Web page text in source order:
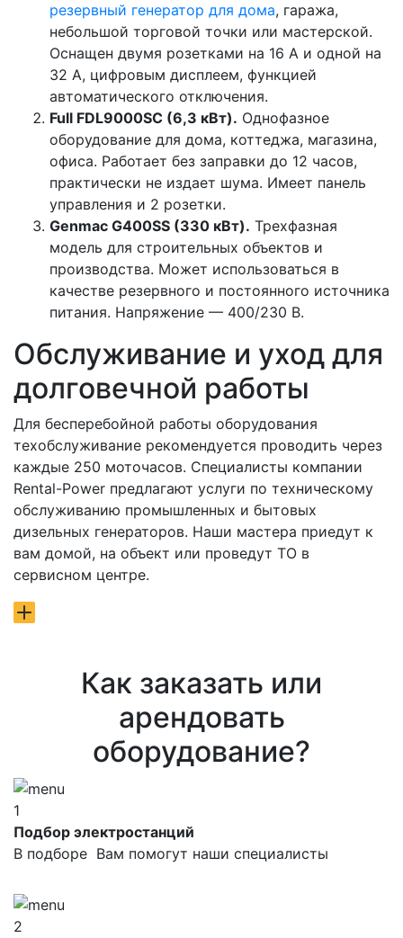
резервный генератор для дома, гаража,
небольшой торговой точки или мастерской.
Оснащен двумя розетками на 16 А и одной на
32 А, цифровым дисплеем, функцией
автоматического отключения.
Full FDL9000SC (6,3 кВт). Однофазное
оборудование для дома, коттеджа, магазина,
офиса. Работает без заправки до 12 часов,
практически не издает шума. Имеет панель
управления и 2 розетки.
Genmac G400SS (330 кВт). Трехфазная
модель для строительных объектов и
производства. Может использоваться в
качестве резервного и постоянного источника
питания. Напряжение — 400/230 В.
Обслуживание и уход для
долговечной работы
Для бесперебойной работы оборудования
техобслуживание рекомендуется проводить через
каждые 250 моточасов. Специалисты компании
Rental-Power предлагают услуги по техническому
обслуживанию промышленных и бытовых
дизельных генераторов. Наши мастера приедут к
вам домой, на объект или проведут ТО в
сервисном центре.
Как заказать или
арендовать
оборудование?
1
Подбор электростанций
В подборе Вам помогут наши специалисты
2